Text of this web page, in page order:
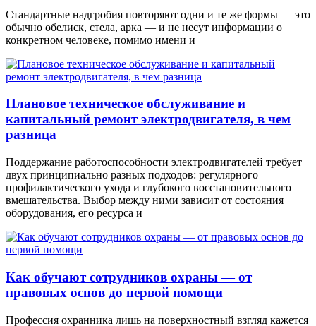
Стандартные надгробия повторяют одни и те же формы — это
обычно обелиск, стела, арка — и не несут информации о
конкретном человеке, помимо имени и
Плановое техническое обслуживание и
капитальный ремонт электродвигателя, в чем
разница
Поддержание работоспособности электродвигателей требует
двух принципиально разных подходов: регулярного
профилактического ухода и глубокого восстановительного
вмешательства. Выбор между ними зависит от состояния
оборудования, его ресурса и
Как обучают сотрудников охраны — от
правовых основ до первой помощи
Профессия охранника лишь на поверхностный взгляд кажется